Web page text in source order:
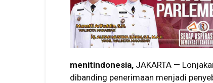
menitindonesia, JAKARTA —
dibanding penerimaan menjadi